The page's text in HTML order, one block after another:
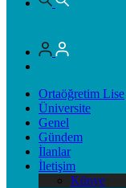
Ortaöğretim Lise
Üniversite
Genel
Gündem
İlanlar
İletişim
Künye